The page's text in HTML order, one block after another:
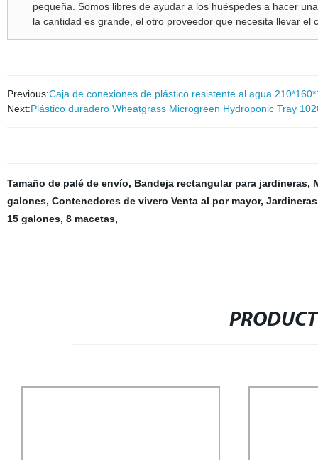
pequeña. Somos libres de ayudar a los huéspedes a hacer
la cantidad es grande, el otro proveedor que necesita llevar el
Previous:Caja de conexiones de plástico resistente al agua
Next:Plástico duradero Wheatgrass Microgreen Hydroponic Tray
Tamaño de palé de envío, Bandeja rectangular para jardineras,
galones, Contenedores de vivero Venta al por mayor,
15 galones, 8 macetas,